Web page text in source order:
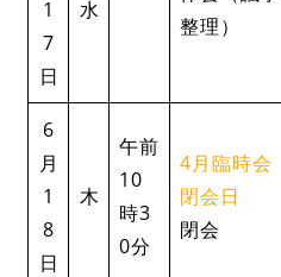
1
7
日
水
整理）
6
月
1
8
日
木
午前
10
時3
0分
4月臨時会
閉会日
閉会